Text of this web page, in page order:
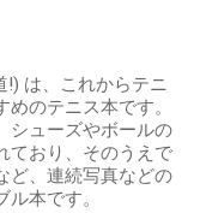
!) は、これからテニ
のテニス本です。
シューズやボールの
ており、そのうえで
ど、連続写真などの
本です。